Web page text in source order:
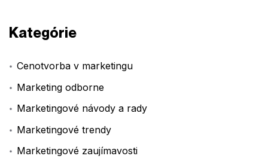
Kategórie
Cenotvorba v marketingu
Marketing odborne
Marketingové návody a rady
Marketingové trendy
Marketingové zaujímavosti